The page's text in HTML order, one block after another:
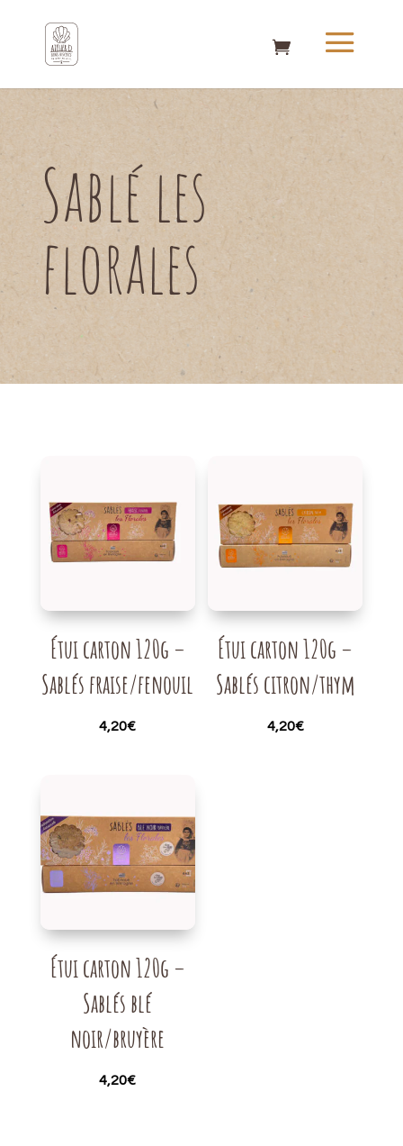
Sablé les
florales
Étui carton 120g –
Sablés fraise/fenouil
4,20€
Étui carton 120g –
Sablés citron/thym
4,20€
Étui carton 120g –
Sablés blé
noir/bruyère
4,20€